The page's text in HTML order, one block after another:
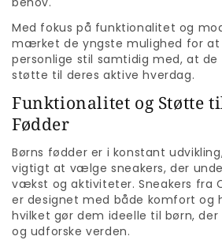
Med fokus på funktionalitet og
mærket de yngste mulighed for at
personlige stil samtidig med, at
støtte til deres aktive hverdag.
Funktionalitet og Støtte
Fødder
Børns fødder er i konstant
vigtigt at vælge sneakers, der
vækst og aktiviteter. Sneakers fra
er designet med både komfort og
hvilket gør dem ideelle til børn, der
og udforske verden.